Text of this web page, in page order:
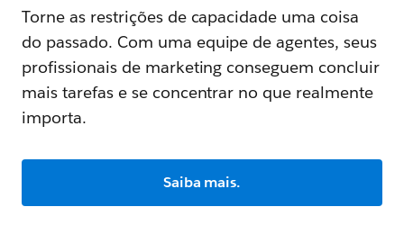
Torne as restrições de capacidade uma coisa
do passado. Com uma equipe de agentes, seus
profissionais de marketing conseguem concluir
mais tarefas e se concentrar no que realmente
importa.
Saiba mais.